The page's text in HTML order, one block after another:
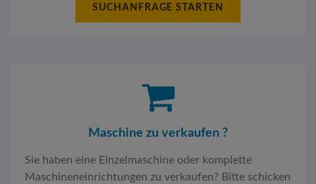
SUCHANFRAGE STARTEN
Maschine zu verkaufen ?
Sie haben eine Einzelmaschine oder komplette
Maschineneinrichtungen zu verkaufen? Bitte schicken